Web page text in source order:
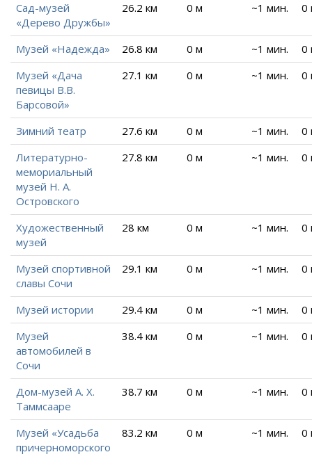
Сад-музей
«Дерево Дружбы»
26.2 км 0 м ~1 мин. 0
Музей «Надежда» 26.8 км 0 м ~1 мин.
0
Музей «Дача
певицы В.В.
Барсовой»
27.1 км 0 м ~1 мин. 0
Зимний театр 27.6 км 0 м ~1 мин.
0
Литературно-
мемориальный
музей Н. А.
Островского
27.8 км 0 м ~1 мин. 0
Художественный
музей
28 км 0 м ~1 мин. 0
Музей спортивной
славы Сочи
29.1 км 0 м ~1 мин. 0
Музей истории 29.4 км 0 м ~1 мин.
0
Музей
автомобилей в
Сочи
38.4 км 0 м ~1 мин. 0
Дом-музей А. Х.
Таммсааре
38.7 км 0 м ~1 мин. 0
Музей «Усадьба
причерноморского
83.2 км 0 м ~1 мин. 0